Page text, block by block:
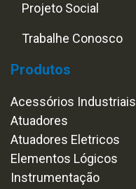
Projeto Social
Trabalhe Conosco
Produtos
Acessórios Industriais
Atuadores
Atuadores Eletricos
Elementos Lógicos
Instrumentação